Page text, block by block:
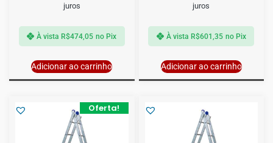
juros
À vista R$474,05 no Pix
Adicionar ao carrinho
juros
À vista R$601,35 no Pix
Adicionar ao carrinho
Oferta!